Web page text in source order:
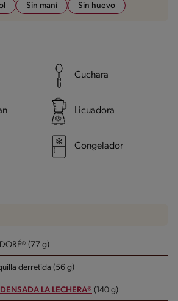
Sin maní Sin huevo
Cuchara
Licuadora
Congelador
DORÉ® (77 g)
derretida (56 g)
LA LECHERA® (140 g)